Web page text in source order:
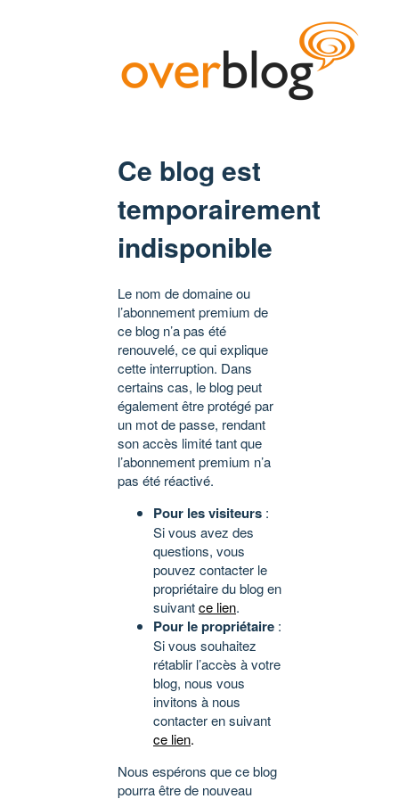
Ce blog est
temporairement
indisponible
Le nom de domaine ou
l’abonnement premium de
ce blog n’a pas été
renouvelé, ce qui explique
cette interruption. Dans
certains cas, le blog peut
également être protégé par
un mot de passe, rendant
son accès limité tant que
l’abonnement premium n’a
pas été réactivé.
Pour les visiteurs :
Si vous avez des
questions, vous
pouvez contacter le
propriétaire du blog en
suivantce lien.
Pour le propriétaire :
Si vous souhaitez
rétablir l’accès à votre
blog, nous vous
invitons à nous
contacter en suivant
ce lien.
Nous espérons que ce blog
pourra être de nouveau